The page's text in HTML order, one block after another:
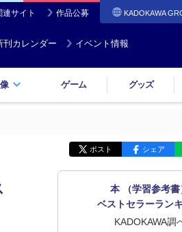
連サイト 作品公募 KADOKAWA
刊カレンダー イベント情報
ゲーム グッズ
ポスト シェア
本 （学習参考書
ベストセラーラン
KADOKAWA調